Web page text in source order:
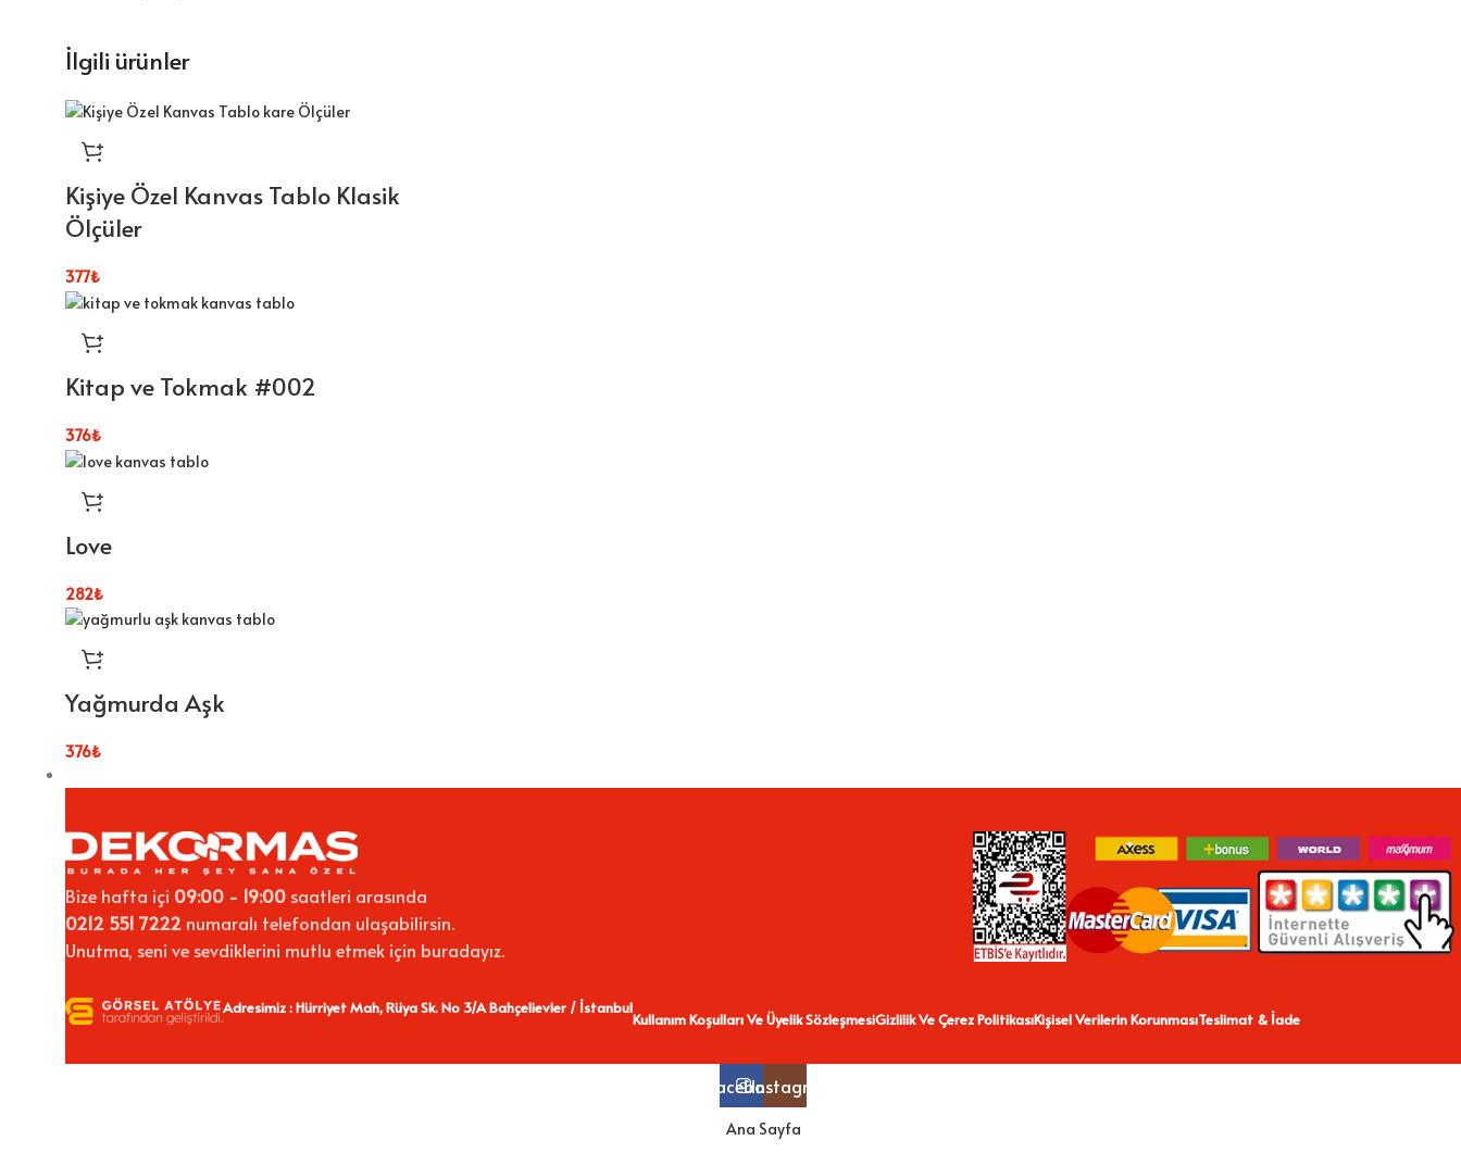
İlgili ürünler
Kişiye Özel Kanvas Tablo Klasik
Ölçüler
377₺
Kitap ve Tokmak #002
376₺
Love
282₺
Yağmurda Aşk
376₺
Bize hafta içi 09:00 - 19:00 saatleri arasında
0212 551 7222 numaralı telefondan ulaşabilirsin.
Unutma, seni ve sevdiklerini mutlu etmek için buradayız.
Adresimiz : Hürriyet Mah, Rüya Sk. No 3/A Bahçelievler / İstanbul
Kullanım Koşulları Ve Üyelik SözleşmesiGizlilik Ve Çerez PolitikasıKişisel Verilerin KorunmasıTeslimat & İade
FacebookInstagram
Ana Sayfa